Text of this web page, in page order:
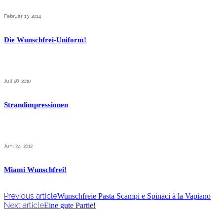
Februar 13, 2014
Die Wunschfrei-Uniform!
Juli 28, 2010
Strandimpressionen
Juni 24, 2012
Miami Wunschfrei!
Previous articleWunschfreie Pasta Scampi e Spinaci à la Vapiano
Next articleEine gute Partie!